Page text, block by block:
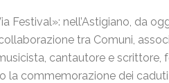
Festival»: nell’Astigiano, da
tra Comuni,
cantautore e scrittore,
la commemorazione dei caduti